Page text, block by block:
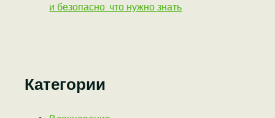
и безопасно: что нужно знать
Категории